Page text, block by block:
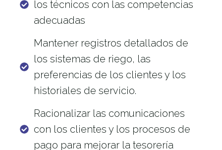
los técnicos con las competencias
adecuadas
Mantener registros detallados de
los sistemas de riego, las
preferencias de los clientes y los
historiales de servicio.
Racionalizar las comunicaciones
con los clientes y los procesos de
pago para mejorar la tesorería